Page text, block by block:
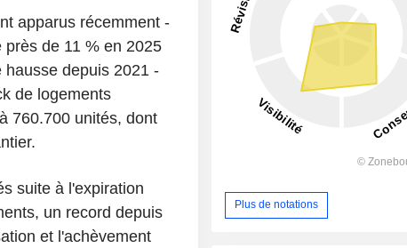
apparus récemment -
de 11 % en 2025
depuis 2021 -
de logements
760.700 unités, dont
suite à l'expiration
un record depuis
et l'achèvement
Plus de notations